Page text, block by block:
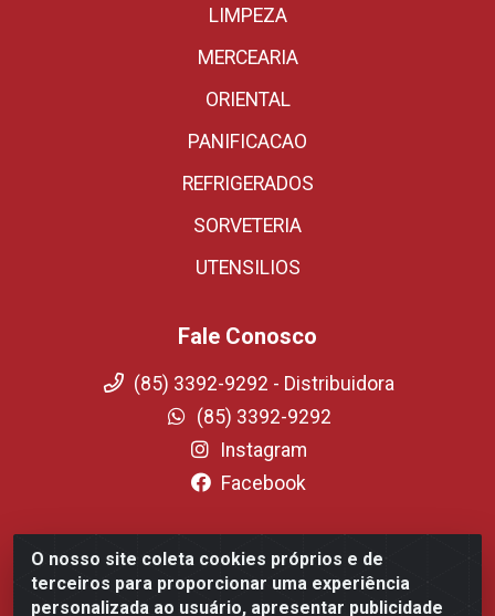
O nosso site coleta cookies próprios e de
terceiros para proporcionar uma experiência
personalizada ao usuário, apresentar publicidade
LIMPEZA
MERCEARIA
ORIENTAL
PANIFICACAO
REFRIGERADOS
SORVETERIA
UTENSILIOS
Fale Conosco
(85) 3392-9292 - Distribuidora
(85) 3392-9292
Instagram
Facebook
Fortali Distribuidora de Alimentos LTDA - Avenida
Tomaz Coelho, 1268 - Messejana, Fortaleza/CE - CEP